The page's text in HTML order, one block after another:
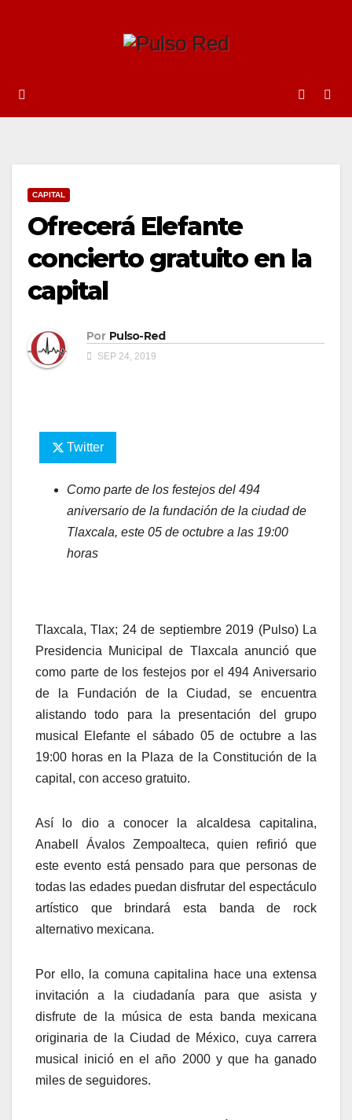
CAPITAL
Ofrecerá Elefante
concierto gratuito en la
capital
Por Pulso-Red
SEP 24, 2019
Twitter
Como parte de los festejos del 494
aniversario de la fundación de la ciudad de
Tlaxcala, este 05 de octubre a las 19:00
horas
Tlaxcala, Tlax; 24 de septiembre 2019 (Pulso) La
Presidencia Municipal de Tlaxcala anunció que
como parte de los festejos por el 494 Aniversario
de la Fundación de la Ciudad, se encuentra
alistando todo para la presentación del grupo
musical Elefante el sábado 05 de octubre a las
19:00 horas en la Plaza de la Constitución de la
capital, con acceso gratuito.
Así lo dio a conocer la alcaldesa capitalina,
Anabell Ávalos Zempoalteca, quien refirió que
este evento está pensado para que personas de
todas las edades puedan disfrutar del espectáculo
artístico que brindará esta banda de rock
alternativo mexicana.
Por ello, la comuna capitalina hace una extensa
invitación a la ciudadanía para que asista y
disfrute de la música de esta banda mexicana
originaria de la Ciudad de México, cuya carrera
musical inició en el año 2000 y que ha ganado
miles de seguidores.